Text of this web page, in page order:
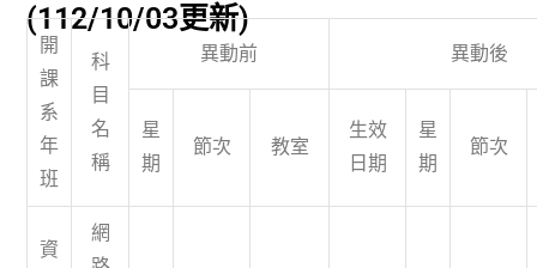
(112/10/03更新)
開
課
系
年
班
科
目
名
稱
異動前 異動後
星
期
節次 教室
生效
日期
星
期
節次
資
網